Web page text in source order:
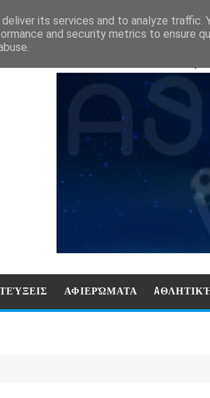
ΑΦΙΕΡΏΜΑΤΑ
its services and to analyze traffic.
and security metrics to ensure